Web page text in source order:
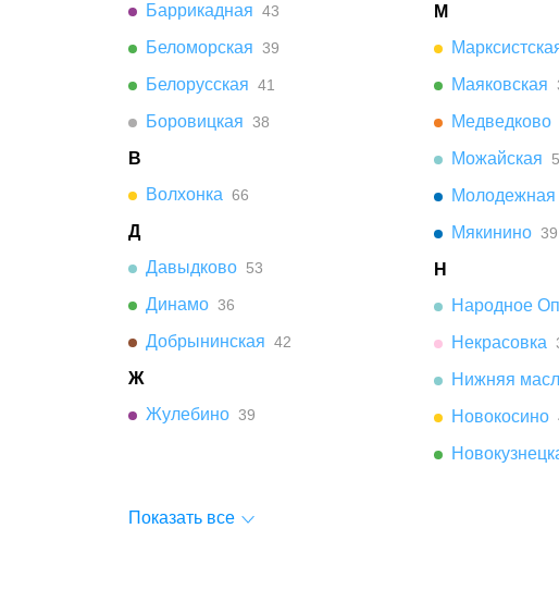
Баррикадная 43
Беломорская 39
Белорусская 41
Боровицкая 38
В
Волхонка 66
Д
Давыдково 53
Динамо 36
Добрынинская 42
Ж
Жулебино 39
М
Маяковская
Медведково
Можайская
Молодежная
Мякинино 39
Н
Народное
Некрасовка
Нижняя
Новокосино
Показать все